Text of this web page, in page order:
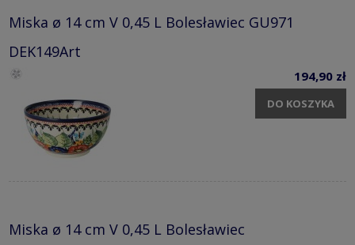
Miska ø 14 cm V 0,45 L Bolesławiec GU971
DEK149Art
194,90 zł
DO KOSZYKA
Miska ø 14 cm V 0,45 L Bolesławiec